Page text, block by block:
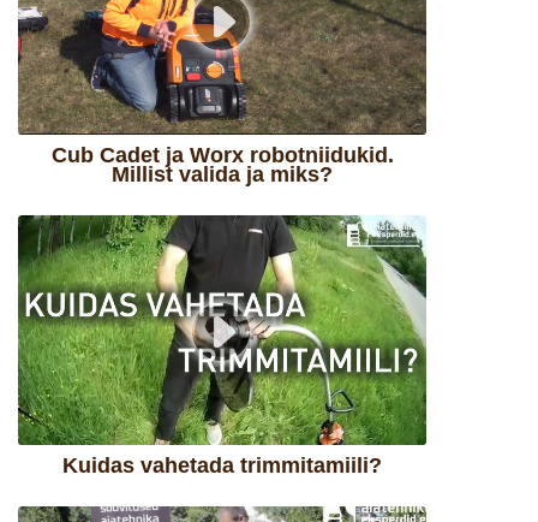
Cub Cadet ja Worx robotniidukid.
Millist valida ja miks?
Kuidas vahetada trimmitamiili?